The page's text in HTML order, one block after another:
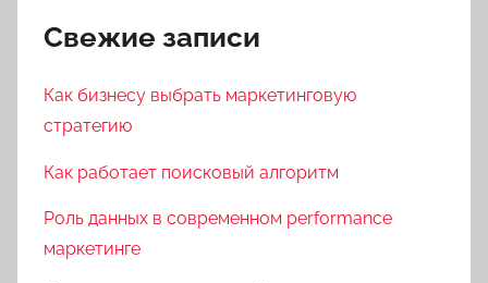
Свежие записи
Как бизнесу выбрать маркетинговую
стратегию
Как работает поисковый алгоритм
Роль данных в современном performance
маркетинге